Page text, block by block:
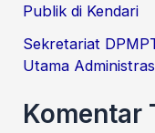
Publik di Kendari
Sekretariat
Utama
Komentar